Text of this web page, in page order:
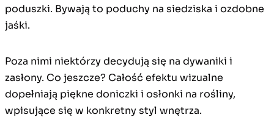
poduszki. Bywają to poduchy na siedziska i ozdobne
jaśki.
Poza nimi niektórzy decydują się na dywaniki i
zasłony. Co jeszcze? Całość efektu wizualne
dopełniają piękne doniczki i osłonki na rośliny,
wpisujące się w konkretny styl wnętrza.